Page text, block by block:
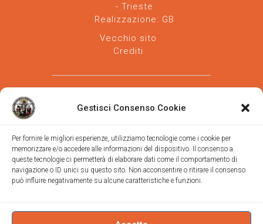
Gestisci Consenso Cookie
Per fornire le migliori esperienze, utilizziamo tecnologie come i cookie per
memorizzare e/o accedere alle informazioni del dispositivo. Il consenso a
queste tecnologie ci permetterà di elaborare dati come il comportamento di
navigazione o ID unici su questo sito. Non acconsentire o ritirare il consenso
può influire negativamente su alcune caratteristiche e funzioni.
- Trieste
Realizzazione: GB
Vecchio sito
Crediti
Parrocchia san Vincenzo de' Paoli-Diocesi
di Trieste
via Vittorino da Feltre, 11 (chiesa)
Trieste